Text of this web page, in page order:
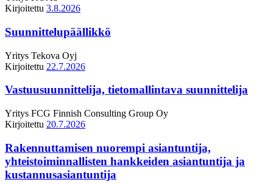
Kirjoitettu 3.8.2026
Suunnittelupäällikkö
Yritys Tekova Oyj
Kirjoitettu 22.7.2026
Vastuusuunnittelija, tietomallintava suunnittelija
Yritys FCG Finnish Consulting Group Oy
Kirjoitettu 20.7.2026
Rakennuttamisen nuorempi asiantuntija,
yhteistoiminnallisten hankkeiden asiantuntija ja
kustannusasiantuntija